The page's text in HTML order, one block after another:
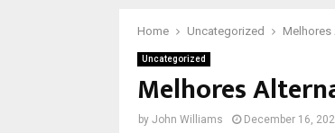
Home Uncategorized Melhores
Uncategorized
Melhores
by John Williams December 16,